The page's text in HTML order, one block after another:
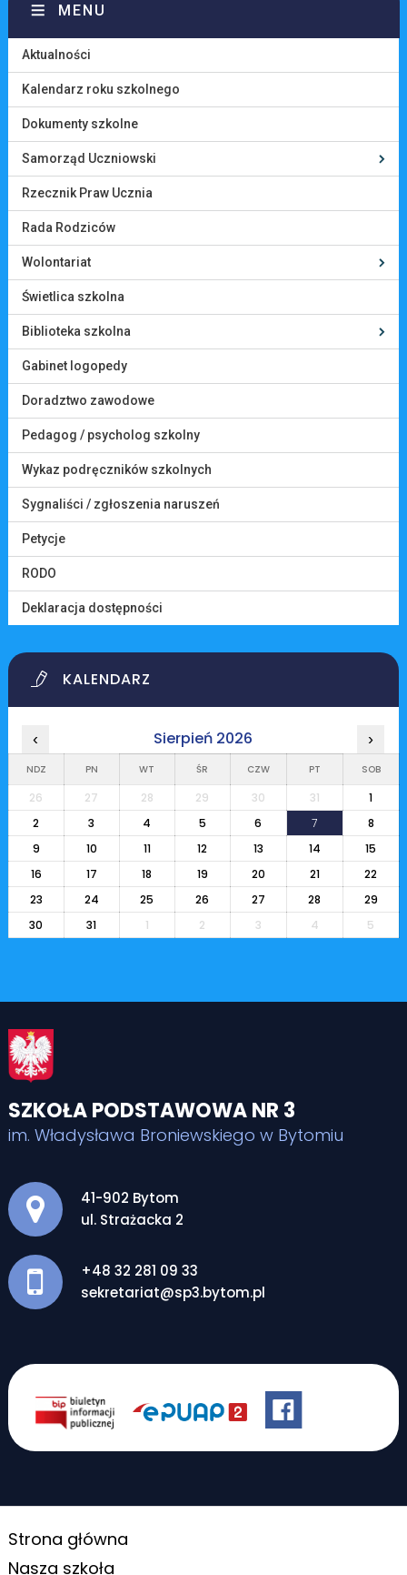
MENU
Aktualności
Kalendarz roku szkolnego
Dokumenty szkolne
Samorząd Uczniowski
Rzecznik Praw Ucznia
Rada Rodziców
Wolontariat
Świetlica szkolna
Biblioteka szkolna
Gabinet logopedy
Doradztwo zawodowe
Pedagog / psycholog szkolny
Wykaz podręczników szkolnych
Sygnaliści / zgłoszenia naruszeń
Petycje
RODO
Deklaracja dostępności
KALENDARZ
‹ Sierpień 2026 ›
NDZ PN WT ŚR CZW PT SOB
26 27 28 29 30 31
1
2
3 4 5 6 7
8
9
10 11 12 13 14
15
16
17 18 19 20 21
22
23
24 25 26 27 28
29
30
31 1 2 3 4 5
SZKOŁA PODSTAWOWA NR 3
im. Władysława Broniewskiego w Bytomiu
Adres pocztowy:
41-902 Bytom
ul. Strażacka 2
+48 32 281 09 33
sekretariat@sp3.bytom.pl
Strona główna
Nasza szkoła